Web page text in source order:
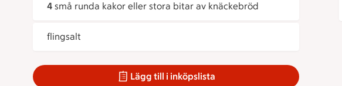
4 små runda kakor eller stora bitar av knäckebröd
flingsalt
Lägg till i inköpslista